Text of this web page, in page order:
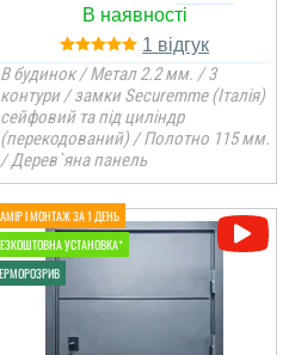
1
В будинок / Метал 2.2 мм. / 3
контури / замки Securemme (Італія)
сейфовий та під циліндр
(перекодований) / Полотно 115 мм.
/ Дерев`яна панель